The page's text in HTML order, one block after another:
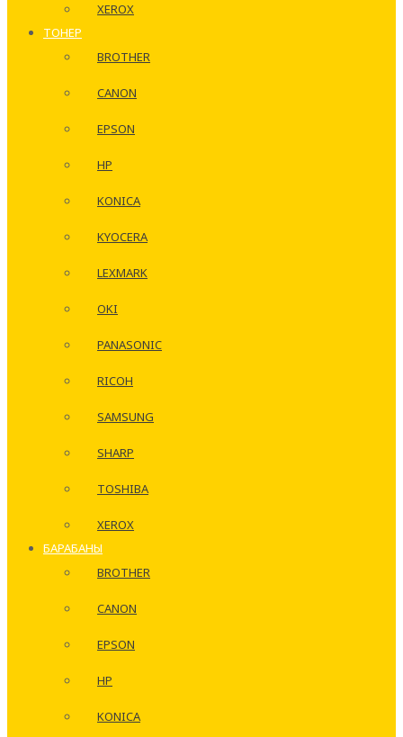
XEROX
ТОНЕР
BROTHER
CANON
EPSON
HP
KONICA
KYOCERA
LEXMARK
OKI
PANASONIC
RICOH
SAMSUNG
SHARP
TOSHIBA
XEROX
БАРАБАНЫ
BROTHER
CANON
EPSON
HP
KONICA